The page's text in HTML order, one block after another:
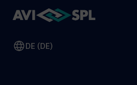
DE (DE)